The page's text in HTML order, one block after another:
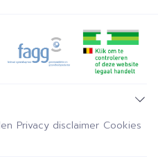
Privacy disclaimer Cookies